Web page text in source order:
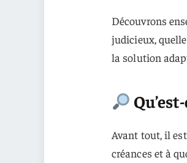
Découvrons
judicieux,
la solution
Avant tout, il
créances et à